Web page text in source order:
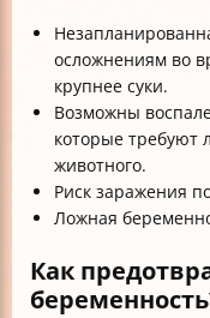
осложнениям во
крупнее суки.
Возможны
которые требуют
животного.
Риск заражения
Ложная
Как